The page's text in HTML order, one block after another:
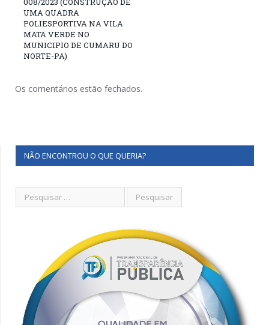
UMA QUADRA
POLIESPORTIVA NA VILA
MATA VERDE NO
MUNICIPIO DE CUMARU DO
NORTE-PA)
Os comentários estão fechados.
NÃO ENCONTROU O QUE QUERIA?